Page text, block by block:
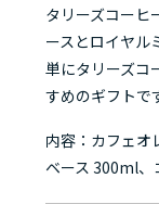
タリーズコーヒ
ースとロイヤル
単にタリーズコ
すめのギフトで
内容：カフェオ
ベース 300ml、